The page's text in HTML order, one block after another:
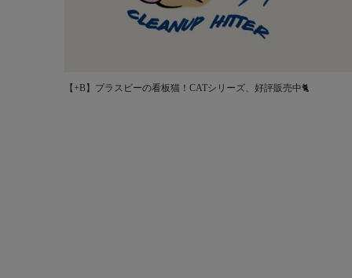
【+B】プラスビーの看板猫！CATシリーズ、好評販売中🐈